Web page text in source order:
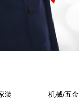
装 机械/五